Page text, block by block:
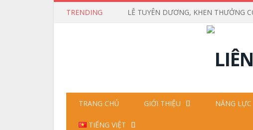
TRENDING
TRANG CHỦ GIỚI THIỆU NĂNG LỰC
TIẾNG VIỆT